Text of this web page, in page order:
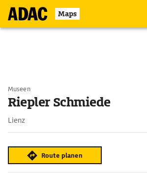
Maps
Museen
Riepler Schmiede
Lienz
Route planen